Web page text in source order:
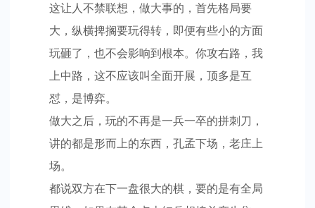
这让人不禁联想，做大事的，首先格局要
大，纵横捭搁要玩得转，即便有些小的方面
玩砸了，也不会影响到根本。你攻右路，我
上中路，这不应该叫全面开展，顶多是互
怼，是博弈。
做大之后，玩的不再是一兵一卒的拼刺刀，
讲的都是形而上的东西，孔孟下场，老庄上
场。
都说双方在下一盘很大的棋，要的是有全局